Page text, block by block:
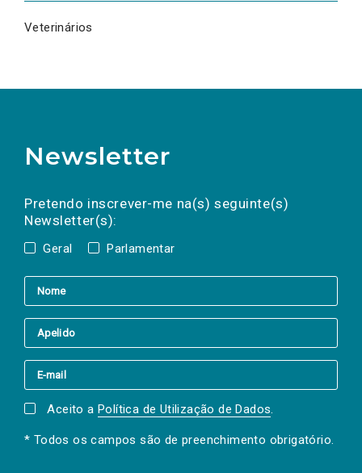
Veterinários
Newsletter
Pretendo inscrever-me na(s) seguinte(s)
Newsletter(s):
Geral Parlamentar
a(s) newsletter(s).
mail
Aceito a Política de Utilização de Dados.
* Todos os campos são de preenchimento obrigatório.